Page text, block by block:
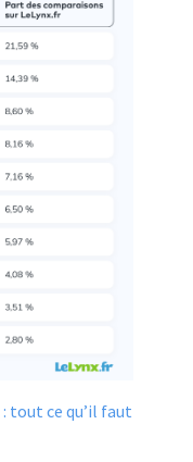
tout ce qu’il faut